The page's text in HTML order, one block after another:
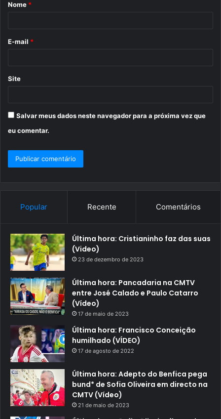
r
Nome *
E-mail *
Site
Salvar meus dados neste navegador para a próxima vez que
eu comentar.
Popular Recente Comentários
Última hora: Cristianinho faz das suas
(Video)
23 de dezembro de 2023
Última hora: Pancadaria na CMTV
entre José Calado e Paulo Catarro
(Vídeo)
17 de maio de 2023
Última hora: Francisco Conceição
humilhado (VÍDEO)
17 de agosto de 2022
Última hora: Adepto do Benfica pega
bund* de Sofia Oliveira em directo na
CMTV (Vídeo)
21 de maio de 2023